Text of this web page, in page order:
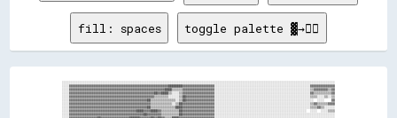
fill: spaces toggle palette ▓→✊🏽
░░░░▓▓▓▓▓▓▓▓▓▓▓▓▓▓▓▓▓▓▓▓▓▓▓▓▓▓▓▓▓▓▓▓▓▓▓▓▓▓▓▓▓▓▓▓▓▓▓▓▓▓▓▓▓▓▓▓████████▓▓▓▓▓▓▓▓▓▓▓▓▓▓▓▓▓▓░░░░░░░░░░░░░░░░░░░░░░░░░░░░░░░░░░░░░░░░░░░░░░░░░░░░░░▓▓▓▓▓▓▓▓▓▓▓▓▓▓
░░░░▓▓▓▓▓▓▓▓▓▓▓▓▓▓▓▓▓▓▓▓▓▓▓▓▓▓▓▓▓▓▓▓▓▓▓▓▓▓▓▓▓▓▓▓▓▓▓▓▓▓▓▓▓▓████▒▒▒▒▒▒▓▓▓▓▓▓▓▓▓▓▓▓▓▓▓▓▓▓░░░░░░░░░░░░░░░░░░░░░░░░░░░░░░░░░░░░░░░░░░░░░░░░░░░░░░▒▒▓▓▓▓▓▓▓▓▒▒▓▓
░░░░▓▓▓▓▓▓▓▓▓▓▓▓▓▓▓▓▓▓▓▓▓▓▓▓▓▓▓▓▓▓▓▓▓▓▓▓▓▓▓▓▓▓▓▓▓▓▓▓██▓▓████▒▒░░░░▒▒▓▓▓▓▓▓▓▓▓▓▓▓▓▓▓▓▓▓░░░░░░░░░░░░░░░░░░░░░░░░░░░░░░░░░░░░░░░░░░░░░░░░░░░░░░▓▓▒▒▒▒▒▒▒▒▒▒▓▓
░░░░▓▓▓▓▓▓▓▓▓▓▓▓▓▓▓▓▓▓▓▓▓▓▓▓▓▓▓▓▓▓▓▓▓▓▓▓▓▓▓▓▓▓▓▓▓▓▓▓▒▒▒▒▒▒▒▒░░░░░░▒▒██▓▓▓▓▓▓▓▓▓▓▓▓▓▓▓▓░░░░░░░░░░░░░░░░░░░░░░░░░░░░░░░░░░░░░░░░░░░░░░░░░░░░░░▒▒▒▒░░░░▒▒░░▒▒
░░░░▓▓▓▓▓▓▓▓▓▓▓▓▓▓▓▓▓▓▓▓▓▓▓▓▓▓▓▓▓▓▓▓▓▓▓▓▓▓▓▓▓▓▓▓██▒▒▒▒▒▒▒▒▒▒▒▒▒▒░░▒▒██▓▓▓▓▓▓▓▓▓▓▓▓▓▓▓▓░░░░░░░░░░░░░░░░░░░░░░░░░░░░░░░░░░░░░░░░░░░░░░░░░░░░░░░░  ░░░░    ▓▓
░░░░▓▓▓▓▓▓▓▓▓▓▓▓▓▓▓▓▓▓▓▓▓▓▓▓▓▓▓▓▓▓▓▓▓▓▓▓▓▓▓▓▓▓▓▓▓▓▒▒▒▒▒▒▒▒▒▒▒▒░░▒▒██▓▓▓▓▓▓▓▓▓▓▓▓▓▓▓▓▓▓░░░░░░░░░░░░░░░░░░░░░░░░░░░░░░░░░░░░░░░░░░░░░░░░░░░░░░▒▒▓▓▒▒▒▒▒▒▓▓▓▓
░░░░▓▓▓▓▓▓▓▓▓▓▓▓▓▓▓▓▓▓▓▓▓▓▓▓▓▓▓▓▓▓▓▓▓▓▓▓▓▓▓▓▓▓▓▓██▒▒▒▒▒▒▒▒▒▒▒▒▒▒████▓▓▓▓▓▓▓▓▓▓▓▓▓▓▓▓▓▓░░░░░░░░░░░░░░░░░░░░░░░░░░░░░░░░░░░░░░░░░░░░░░░░░░░░░░▒▒▒▒▓▓▒▒░░░░░░
░░░░▓▓▓▓▓▓▓▓▓▓▓▓▓▓▓▓▓▓▓▓▓▓▓▓▓▓▓▓▓▓▓▓▓▓▓▓▓▓████▓▓▓▓████▓▓▒▒▒▒▒▒▒▒▒▒██▓▓▓▓▓▓▓▓▓▓▓▓▓▓▓▓▓▓░░░░░░░░░░░░░░░░░░░░░░░░░░░░░░░░░░░░░░░░░░░░░░░░░░░░  ░░░░  ░░░░▒▒▒▒
░░░░▓▓▓▓▓▓▓▓▓▓▓▓▓▓▓▓▓▓▓▓▓▓▓▓▓▓▓▓▓▓▓▓▓▓▓▓▓▓▓▓▓▓██▓▓▓▓▓▓▓▓▒▒▒▒▒▒▒▒▒▒██▓▓▓▓▓▓▓▓▓▓▓▓▓▓▓▓▓▓░░░░░░░░░░░░░░░░░░░░░░░░░░░░░░░░░░░░░░░░░░░░░░░░░░░░░░░░░░░░░░░░░░░░